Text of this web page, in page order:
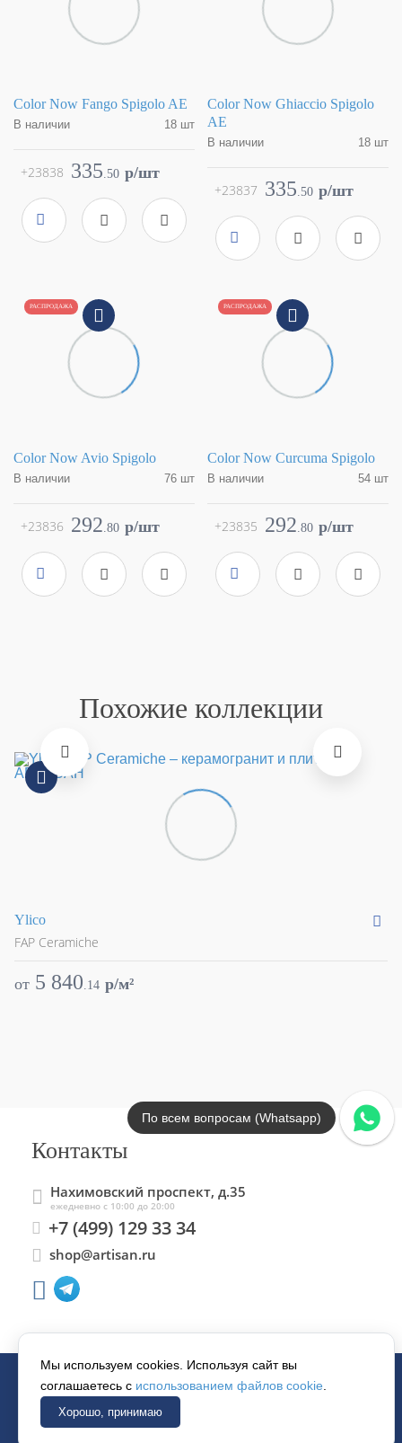
Color Now Fango Spigolo AE
В наличии
18 шт
FAP Ceramiche
Страна
Италия
Размер
Цвет
коричневый
Поверхность
матовая
335.50 p/шт
+23838
Color Now Ghiaccio Spigolo
AE
В наличии
18 шт
FAP Ceramiche
Страна
Италия
Размер
Цвет
светло-бежевый
Поверхность
матовая
335.50 p/шт
+23837
РАСПРОДАЖА
Color Now Avio Spigolo
В наличии
76 шт
FAP Ceramiche
Страна
Италия
Размер
1x30.5
Цвет
синий
Поверхность
матовая
292.80 p/шт
+23836
РАСПРОДАЖА
Color Now Curcuma Spigolo
В наличии
54 шт
FAP Ceramiche
Страна
Италия
Размер
1x30.5
Цвет
светло-коричневый
Поверхность
матовая
292.80 p/шт
+23835
Похожие коллекции
Ylico
FAP Ceramiche
от 5 840.14 p/м²
Контакты
Нахимовский проспект, д.35
ежедневно с 10:00 до 20:00
+7 (499) 129 33 34
shop@artisan.ru
© 1997–2026 «АРТИСАН».
Все права защищены.
Мы используем cookies. Используя сайт вы
соглашаетесь с использованием файлов cookie
Хорошо, принимаю
По всем вопросам (Whatsapp)